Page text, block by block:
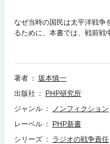
なぜ当時の国民は太平洋戦
るために、本書では、戦前戦
り上げる。労働＝修行の思
圓諦、受信機の普及に情熱
めた松岡洋右、玉音放送の真
いた「声の文化」の歴史的影
の功と罪。 【おもな内容】
ジオ／（第一章）「超絶」の
家 松岡洋右／（第五章）玉音
ラジオの功と罪《あの戦争は
著者
坂本慎一
出版社
PHP研究所
ジャンル
ノンフィクション
レーベル
PHP新書
シリーズ
ラジオの戦争責任